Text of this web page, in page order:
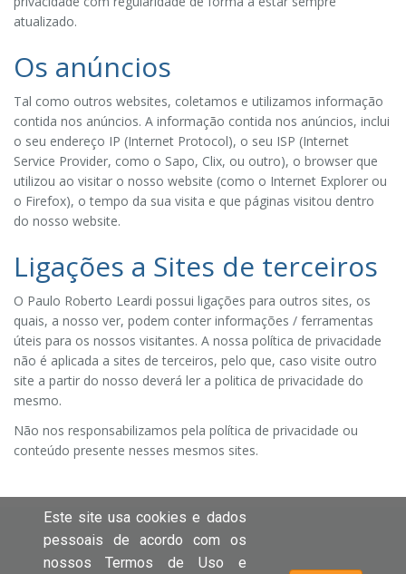
atualizado.
Os anúncios
Tal como outros websites, coletamos e utilizamos informação
contida nos anúncios. A informação contida nos anúncios, inclui
o seu endereço IP (Internet Protocol), o seu ISP (Internet
Service Provider, como o Sapo, Clix, ou outro), o browser que
utilizou ao visitar o nosso website (como o Internet Explorer ou
o Firefox), o tempo da sua visita e que páginas visitou dentro
do nosso website.
Ligações a Sites de terceiros
O Paulo Roberto Leardi possui ligações para outros sites, os
quais, a nosso ver, podem conter informações / ferramentas
úteis para os nossos visitantes. A nossa política de privacidade
não é aplicada a sites de terceiros, pelo que, caso visite outro
site a partir do nosso deverá ler a politica de privacidade do
mesmo.
Não nos responsabilizamos pela política de privacidade ou
conteúdo presente nesses mesmos sites.
Este site usa cookies e dados
pessoais de acordo com os
nossos Termos de Uso e